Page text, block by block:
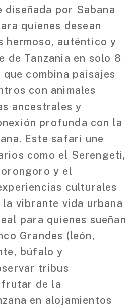
diseñada por Sabana
quienes desean
hermoso, auténtico y
de Tanzania en solo 8
que combina paisajes
con animales
ancestrales y
profunda con la
Este safari une
como el Serengeti,
y el
culturales
vibrante vida urbana
para quienes sueñan
Grandes (león,
búfalo y
tribus
de la
en alojamientos